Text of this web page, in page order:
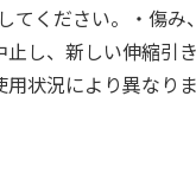
てください。・傷み
し、新しい伸縮引
状況により異なり